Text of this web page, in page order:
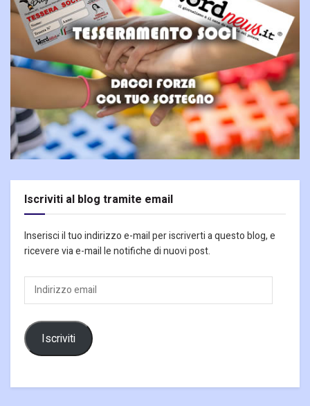
Iscriviti al blog tramite email
Inserisci il tuo indirizzo e-mail per iscriverti a questo blog, e
ricevere via e-mail le notifiche di nuovi post.
Indirizzo
email
Iscriviti